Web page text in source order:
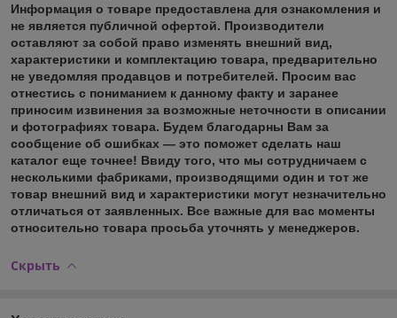
Информация о товаре предоставлена для ознакомления и
не является публичной офертой. Производители
оставляют за собой право изменять внешний вид,
характеристики и комплектацию товара, предварительно
не уведомляя продавцов и потребителей. Просим вас
отнестись с пониманием к данному факту и заранее
приносим извинения за возможные неточности в описании
и фотографиях товара. Будем благодарны Вам за
сообщение об ошибках — это поможет сделать наш
каталог еще точнее! Ввиду того, что мы сотрудничаем с
несколькими фабриками, производящими один и тот же
товар внешний вид и характеристики могут незначительно
отличаться от заявленных. Все важные для вас моменты
относительно товара просьба уточнять у менеджеров.
Скрыть